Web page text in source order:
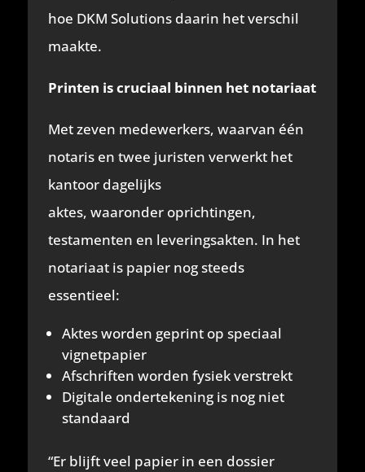
hoe DKM Solutions daarin het verschil
maakte.
Printen is cruciaal binnen het notariaat
Met zeven medewerkers, waarvan één
notaris en twee juristen verwerkt het
kantoor dagelijks
aktes, waaronder oprichtingen,
testamenten en leveringsakten. In het
notariaat is papier nog steeds
essentieel:
Aktes worden geprint op speciaal
vignetpapier
Afschriften worden fysiek verstrekt
Digitale ondertekening is nog niet
standaard
“Er blijft veel papier in een dossier